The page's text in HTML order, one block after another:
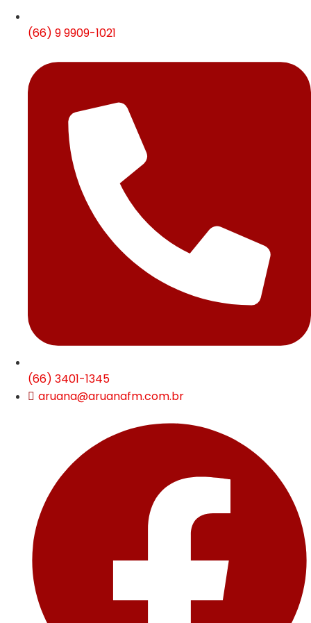
(66) 9 9909-1021
(66) 3401-1345
aruana@aruanafm.com.br